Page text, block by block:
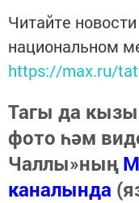
Читайте
национальном
https://max.ru/
Тагы да
фото һәм
Чаллы»ның
каналында